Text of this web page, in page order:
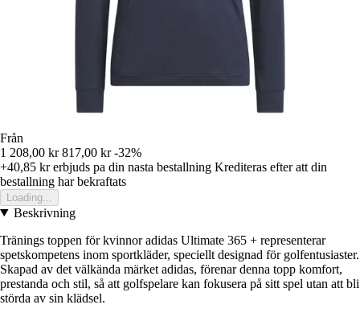
Från
1 208,00 kr 817,00 kr -32%
+40,85 krerbjuds pa din nasta bestallning Krediteras efter att din
bestallning har bekraftats
Loading...
Beskrivning
Tränings toppen för kvinnor adidas Ultimate 365 + representerar
spetskompetens inom sportkläder, speciellt designad för golfentusiaster.
Skapad av det välkända märket adidas, förenar denna topp komfort,
prestanda och stil, så att golfspelare kan fokusera på sitt spel utan att bli
störda av sin klädsel.